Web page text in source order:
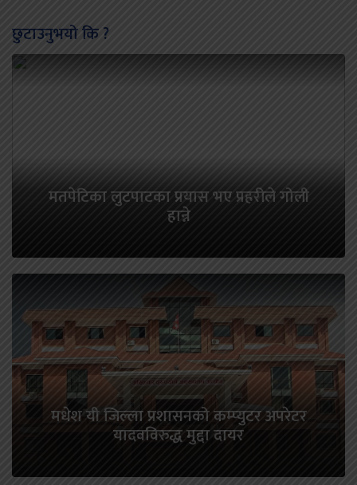
छुटाउनुभयो कि ?
मतपेटिका लुटपाटका प्रयास भए प्रहरीले गोली
हान्ने
मधेश यी जिल्ला प्रशासनको कम्प्युटर अपरेटर
यादवविरुद्ध मुद्दा दायर